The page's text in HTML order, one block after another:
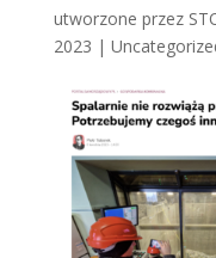
utworzone przez
2023 |